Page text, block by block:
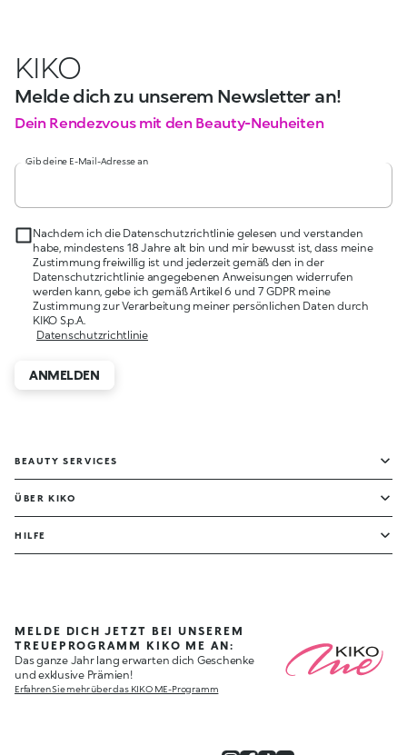
KIKO
Melde dich zu unserem Newsletter an!
Dein Rendezvous mit den Beauty-Neuheiten
Gib deine E-Mail-Adresse an
Nachdem ich die Datenschutzrichtlinie gelesen und verstanden
habe, mindestens 18 Jahre alt bin und mir bewusst ist, dass meine
Zustimmung freiwillig ist und jederzeit gemäß den in der
Datenschutzrichtlinie angegebenen Anweisungen widerrufen
werden kann, gebe ich gemäß Artikel 6 und 7 GDPR meine
Zustimmung zur Verarbeitung meiner persönlichen Daten durch
KIKO S.p.A.
Datenschutzrichtlinie
ANMELDEN
BEAUTY SERVICES
ÜBER KIKO
HILFE
MELDE DICH JETZT BEI UNSEREM
TREUEPROGRAMM KIKO ME AN:
Das ganze Jahr lang erwarten dich Geschenke
und exklusive Prämien!
Erfahren Sie mehr über das KIKO ME-Programm